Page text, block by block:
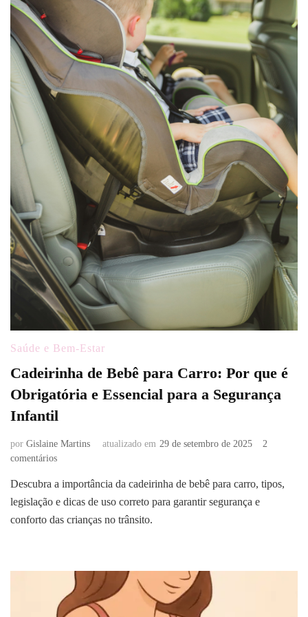
Saúde e Bem-Estar
Cadeirinha de Bebê para Carro: Por que é
Obrigatória e Essencial para a Segurança
Infantil
por Gislaine Martins atualizado em 29 de setembro de 2025
2
comentáriosem
de
Bebê
é
Obrigatória
e
Descubra a importância da cadeirinha de bebê para carro, tipos,
legislação e dicas de uso correto para garantir segurança e
conforto das crianças no trânsito.